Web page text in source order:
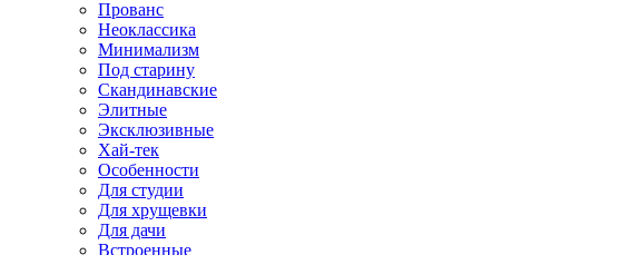
Прованс
Неоклассика
Минимализм
Под старину
Скандинавские
Элитные
Эксклюзивные
Хай-тек
Особенности
Для студии
Для хрущевки
Для дачи
Встроенные